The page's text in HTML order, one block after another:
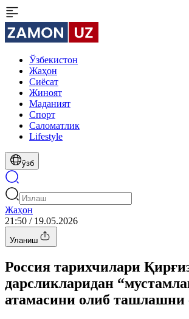
Ўзбекистон
Жаҳон
Сиёсат
Жиноят
Маданият
Спорт
Cаломатлик
Lifestyle
ўзб
Жаҳон
21:50 / 19.05.2026
Уланиш
Россия тарихчилари
дарсликларидан
атамасини олиб ташлашни